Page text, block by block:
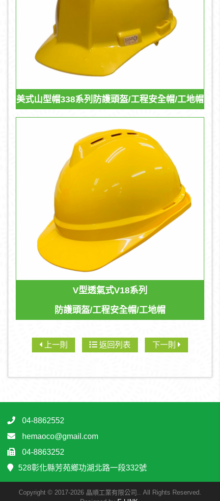
美式山型帽338系列防護頭盔/工程安全帽/工地帽
V型透氣式V18系列
防護頭盔/工程安全帽/工地帽
上一則 返回列表 下一則
04-8862552
hemaoco@gmail.com
04-8863252
528彰化縣芳苑鄉功湖北路一段332號
Copyright © 2017-2026 晶順工業有限公司.. All Rights Reserved.